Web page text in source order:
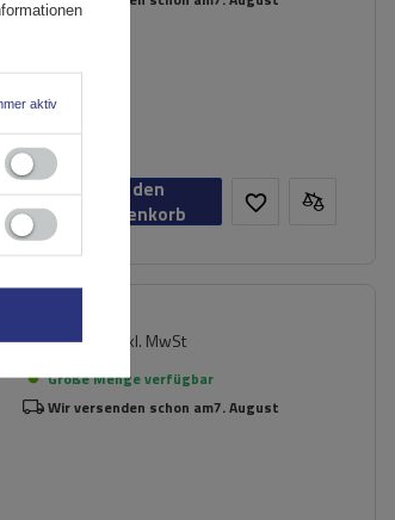
In den
Warenkorb
217,19 € inkl. MwSt
Große Menge verfügbar
Wir versenden schon am7. August
aktiv